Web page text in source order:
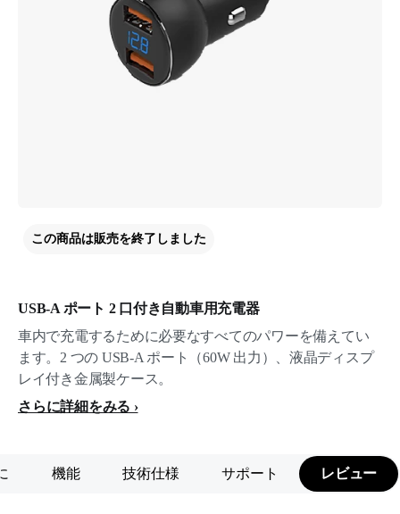
USB-A ポート 2 口付き自動車用充電器
車内で充電するために必要なすべてのパワーを備えてい
ます。2 つの USB-A ポート（60W 出力）、液晶ディスプ
レイ付き金属製ケース。
さらに詳細をみる
この商品は販売を終了しました
機能 技術仕様 サポート レビュー